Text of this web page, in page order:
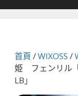
首頁 /WIXOSS /
姫 フェンリル
LB」